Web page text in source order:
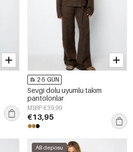
2-5 GÜN
Sevgi dolu uyumlu takım
pantolonlar
MSRP €39,99
€13,95
AB deposu